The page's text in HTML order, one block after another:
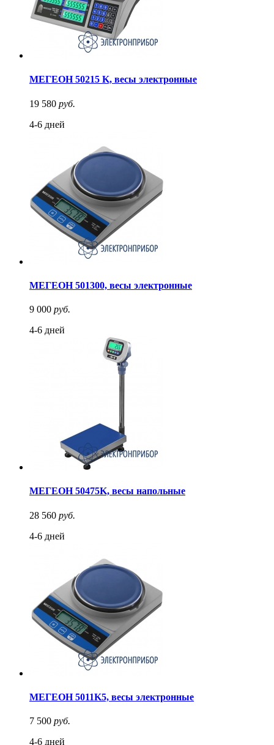
МЕГЕОН 50215 K, весы электронные
19 580 руб.
4-6 дней
МЕГЕОН 501300, весы электронные
9 000 руб.
4-6 дней
МЕГЕОН 50475K, весы напольные
28 560 руб.
4-6 дней
МЕГЕОН 5011K5, весы электронные
7 500 руб.
4-6 дней